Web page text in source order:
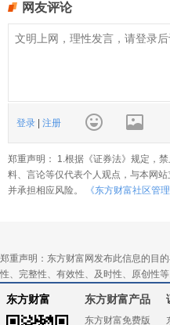
网友评论
登录 注册
郑重声明： 1.根据《证券法》规定，
料、言论等仅代表个人观点，与本网
并承担相应风险。
《东方财富社区管理
郑重声明：东方财富网发布此信息的目
性、完整性、有效性、及时性、原创性
东方财富 东方财富产品
东方财富免费版